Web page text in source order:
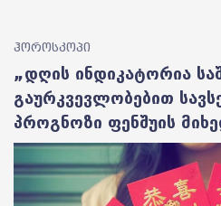
ჰოროსკოპი
„დღის ინდიკატორია
გაურკვევლობებით
პროგნოზი ფენშუის